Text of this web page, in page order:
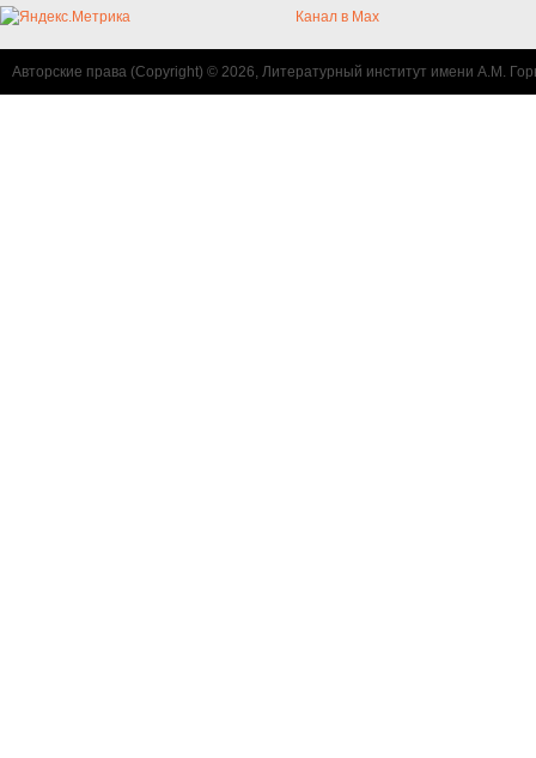
Канал в Max
Авторские права (Copyright) © 2026, Литературный институт имени А.М.